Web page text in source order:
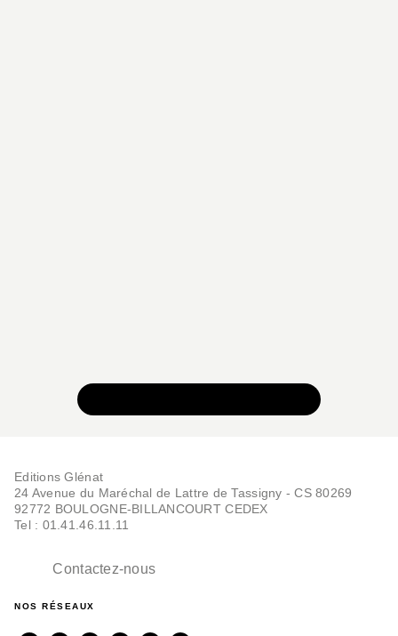
Editions Glénat
24 Avenue du Maréchal de Lattre de Tassigny - CS 80269
92772 BOULOGNE-BILLANCOURT CEDEX
Tel : 01.41.46.11.11
Contactez-nous
NOS RÉSEAUX